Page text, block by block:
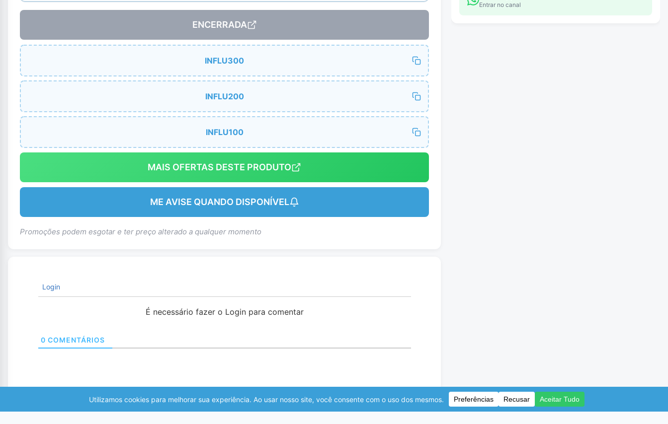
ENCERRADA
INFLU300
INFLU200
INFLU100
MAIS OFERTAS DESTE PRODUTO
ME AVISE QUANDO DISPONÍVEL
Promoções podem esgotar e ter preço alterado a qualquer momento
Login
É necessário fazer o Login para comentar
0 COMENTÁRIOS
Entrar no canal